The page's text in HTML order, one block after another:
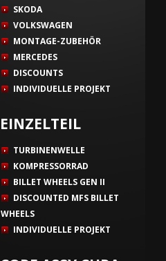
SKODA
VOLKSWAGEN
MONTAGE-ZUBEHÖR
MERCEDES
DISCOUNTS
INDIVIDUELLE PROJEKT
EINZELTEIL
TURBINENWELLE
KOMPRESSORRAD
BILLET WHEELS GEN II
DISCOUNTED MFS BILLET
WHEELS
INDIVIDUELLE PROJEKT